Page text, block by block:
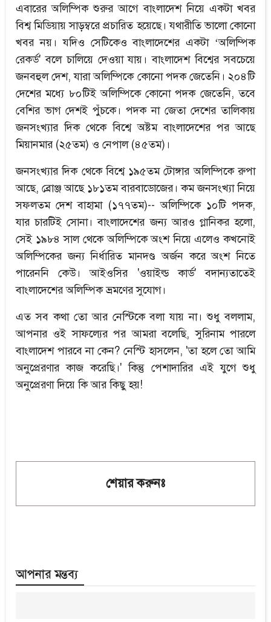
এবারের অলিম্পিক শুরুর আগে বাংলাদেশ নিয়ে একটা খবর
বিশ্ব মিডিয়ায় সাড়ম্বরে প্রচারিত হয়েছে। যথারীতি ভালো কোনো
খবর নয়। যদিও সেটিকেও বাংলাদেশের একটা ‘অলিম্পিক
রেকর্ড' বলে চালিয়ে দেওয়া যায়। বাংলাদেশ বিশ্বের সবচেয়ে
জনবহুল দেশ, যারা অলিম্পিকে কোনো পদক জেতেনি। ২০৪টি
দেশের মধ্যে ৮০টিই অলিম্পিকে কোনো পদক জেতেনি, তবে
বেশির ভাগ দেশই পুঁচকে। পদক না জেতা দেশের তালিকায়
জনসংখ্যার দিক থেকে বিশ্বে অষ্টম বাংলাদেশের পর আছে
মিয়ানমার (২৫তম) ও নেপাল (৪৫তম)।
জনসংখ্যার দিক থেকে বিশ্বে ১৯৫তম টোঙ্গার অলিম্পিকে রুপা
আছে, ব্রোঞ্জ আছে ১৮১তম বারবাডোজের। কম জনসংখ্যা নিয়ে
সফলতম দেশ বাহামা (১৭৭তম)-- অলিম্পিকে ১০টি পদক,
যার চারটিই সোনা। বাংলাদেশের জন্য আরও গ্লানিকর হলো,
সেই ১৯৮৪ সাল থেকে অলিম্পিকে অংশ নিয়ে এলেও কখনোই
অলিম্পিকের জন্য নির্ধারিত মানদণ্ড অর্জন করে অংশ নিতে
পারেননি কেউ। আইওসির 'ওয়াইল্ড কার্ড' বদান্যতাতেই
বাংলাদেশের অলিম্পিক ভ্রমণের সুযোগ।
এত সব কথা তো আর নেস্টিকে বলা যায় না। শুধু বললাম,
আপনার ওই সাফল্যের পর আমরা বলেছি, সুরিনাম পারলে
বাংলাদেশ পারবে না কেন? নেস্টি হাসলেন, 'তা হলে তো আমি
অনুপ্রেরণার কাজ করেছি।' কিন্তু পেশাদারির এই যুগে শুধু
অনুপ্রেরণা দিয়ে কি আর কিছু হয়!
শেয়ার করুনঃ
আপনার মন্তব্য